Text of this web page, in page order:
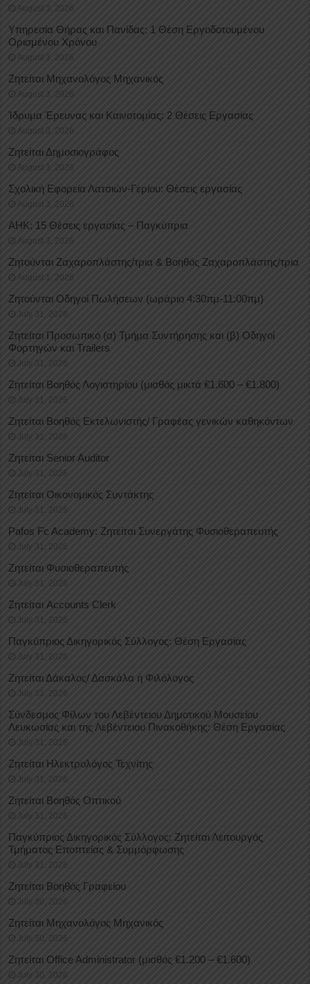
August 3, 2026
Υπηρεσία Θήρας και Πανίδας: 1 Θέση Eργοδοτουμένου
Oρισμένου Xρόνου
August 3, 2026
Ζητείται Μηχανολόγος Μηχανικός
August 3, 2026
Ίδρυμα Έρευνας και Καινοτομίας: 2 Θέσεις Εργασίας
August 3, 2026
Ζητείται Δημοσιογράφος
August 3, 2026
Σχολική Εφορεία Λατσιών-Γερίου: Θέσεις εργασίας
August 3, 2026
ΑΗΚ: 15 Θέσεις εργασίας – Παγκύπρια
August 3, 2026
Ζητούνται Ζαχαροπλάστης/τρια & Βοηθός Ζαχαροπλάστης/τρια
August 1, 2026
Ζητούνται Οδηγοί Πωλήσεων (ωράριο 4:30πμ-11:00πμ)
July 31, 2026
Ζητείται Προσωπικό (α) Τμήμα Συντήρησης και (β) Οδηγοί
Φορτηγών και Trailers
July 31, 2026
Ζητείται Βοηθός Λογιστηρίου (μισθός μικτά €1.600 – €1.800)
July 31, 2026
Ζητείται Βοηθός Εκτελωνιστής/ Γραφέας γενικών καθηκόντων
July 31, 2026
Ζητείται Senior Auditor
July 31, 2026
Ζητείται Οικονομικός Συντάκτης
July 31, 2026
Pafos Fc Academy: Ζητείται Συνεργάτης Φυσιοθεραπευτής
July 31, 2026
Ζητείται Φυσιοθεραπευτής
July 31, 2026
Ζητείται Accounts Clerk
July 31, 2026
Παγκύπριος Δικηγορικός Σύλλογος: Θέση Εργασίας
July 31, 2026
Ζητείται Δάκαλος/ Δασκάλα ή Φιλόλογος
July 31, 2026
Σύνδεσμος Φίλων του Λεβέντειου Δημοτικού Μουσείου
Λευκωσίας και της Λεβέντειου Πινακοθήκης: Θέση Εργασίας
July 31, 2026
Ζητείται Ηλεκτρολόγος Τεχνίτης
July 31, 2026
Ζητείται Βοηθός Οπτικού
July 31, 2026
Παγκύπριος Δικηγορικός Σύλλογος: Ζητείται Λειτουργός
Τμήματος Εποπτείας & Συμμόρφωσης
July 31, 2026
Ζητείται Βοηθός Γραφείου
July 30, 2026
Ζητείται Μηχανολόγος Μηχανικός
July 30, 2026
Ζητείται Office Administrator (μισθός €1.200 – €1.600)
July 30, 2026